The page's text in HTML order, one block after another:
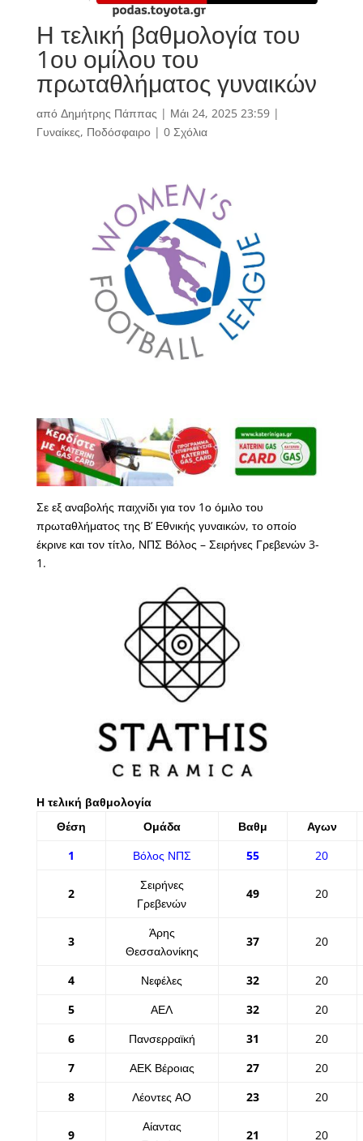
Η τελική βαθμολογία του
1ου ομίλου του
πρωταθλήματος γυναικών
από Δημήτρης Πάππας | Μάι 24, 2025 23:59|
Γυναίκες, Ποδόσφαιρο| 0 Σχόλια
Σε εξ αναβολής παιχνίδι για τον 1ο όμιλο του
πρωταθλήματος της Β’ Εθνικής γυναικών, το οποίο
έκρινε και τον τίτλο, ΝΠΣ Βόλος – Σειρήνες Γρεβενών 3-
1.
Η τελική βαθμολογία
Θέση
Ομάδα Βαθμ
Αγων
1
Βόλος ΝΠΣ 55 20
2
Σειρήνες
Γρεβενών
49 20
3
Άρης
Θεσσαλονίκης
37 20
4 Νεφέλες 32
20
5
ΑΕΛ 32
20
6
Πανσερραϊκή 31
20
7
ΑΕΚ Βέροιας 27
20
8
Λέοντες ΑΟ 23 20
9
Αίαντας
21 20